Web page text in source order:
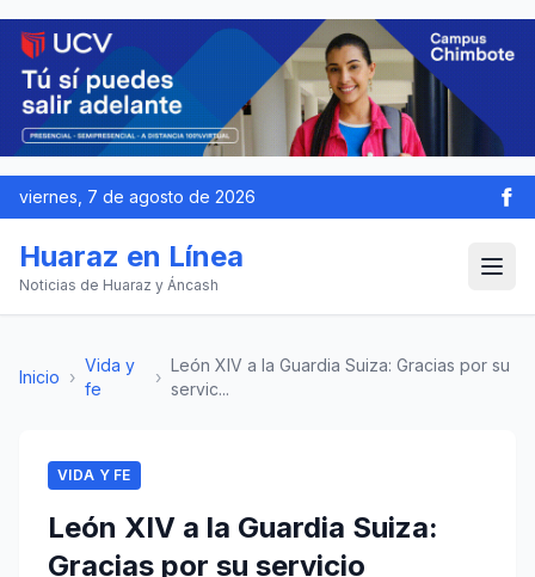
viernes, 7 de agosto de 2026
Huaraz en Línea
Noticias de Huaraz y Áncash
Inicio ›
Vida y
fe
›
León XIV a la Guardia Suiza: Gracias por su
servic...
VIDA Y FE
León XIV a la Guardia Suiza:
Gracias por su servicio